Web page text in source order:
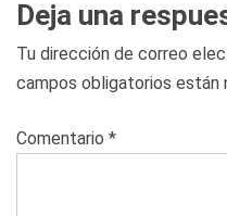
Deja una
Tu dirección de correo
campos obligatorios están
Comentario *